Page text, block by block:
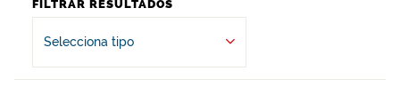
FILTRAR RESULTADOS
Selecciona tipo